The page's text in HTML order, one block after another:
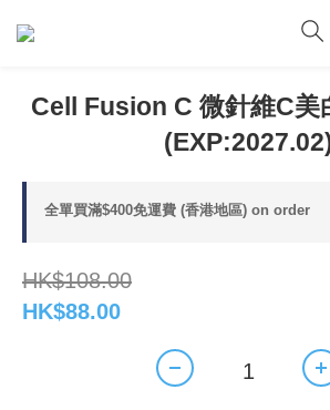
Cell Fusion C 微針維C美
全單買滿$400免運費 (香港地區) on order
HK$108.00
HK$88.00